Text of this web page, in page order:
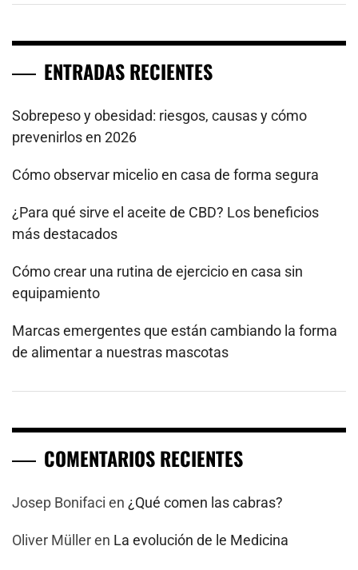
ENTRADAS RECIENTES
Sobrepeso y obesidad: riesgos, causas y cómo
prevenirlos en 2026
Cómo observar micelio en casa de forma segura
¿Para qué sirve el aceite de CBD? Los beneficios
más destacados
Cómo crear una rutina de ejercicio en casa sin
equipamiento
Marcas emergentes que están cambiando la forma
de alimentar a nuestras mascotas
COMENTARIOS RECIENTES
Josep Bonifaci en ¿Qué comen las cabras?
Oliver Mülleren La evolución de le Medicina